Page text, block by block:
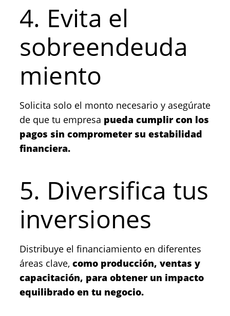
4. Evita el
sobreendeuda
miento
Solicita solo el monto necesario y asegúrate
de que tu empresa pueda cumplir con los
pagos sin comprometer su estabilidad
financiera.
5. Diversifica tus
inversiones
Distribuye el financiamiento en diferentes
áreas clave, como producción, ventas y
capacitación, para obtener un impacto
equilibrado en tu negocio.